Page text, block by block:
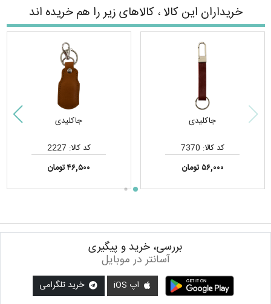
خریداران این کالا ، کالاهای زیر را هم خریده اند
جاکلیدی
کد کالا: 7370
۵۶,۰۰۰ تومان
جاکلیدی
کد کالا: 2227
۴۶,۵۰۰ تومان
بررسی، خرید و پیگیری
آسانتر در موبایل
اپ iOS خرید تلگرامی